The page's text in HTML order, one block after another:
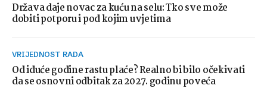
Država daje novac za kuću na selu: Tko sve može
dobiti potporu i pod kojim uvjetima
VRIJEDNOST RADA
Od iduće godine rastu plaće? Realno bi bilo očekivati
da se osnovni odbitak za 2027. godinu poveća